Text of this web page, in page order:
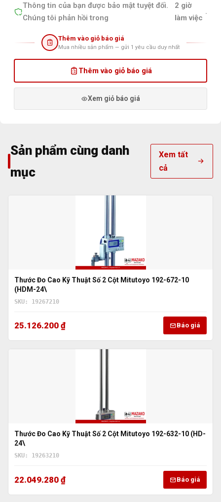
Thông tin của bạn được bảo mật tuyệt đối.
Chúng tôi phản hồi trong
2 giờ
làm việc
.
Thêm vào giỏ báo giá
Mua nhiều sản phẩm — gửi 1 yêu cầu duy nhất
Thêm vào giỏ báo giá
Xem giỏ báo giá
Sản phẩm cùng danh
mục
Xem tất
cả
Thước Đo Cao Kỹ Thuật Số 2 Cột Mitutoyo 192-672-10
(HDM-24\
SKU: 19267210
25.126.200 ₫ Báo giá
Thước Đo Cao Kỹ Thuật Số 2 Cột Mitutoyo 192-632-10 (HD-
24\
SKU: 19263210
22.049.280 ₫ Báo giá